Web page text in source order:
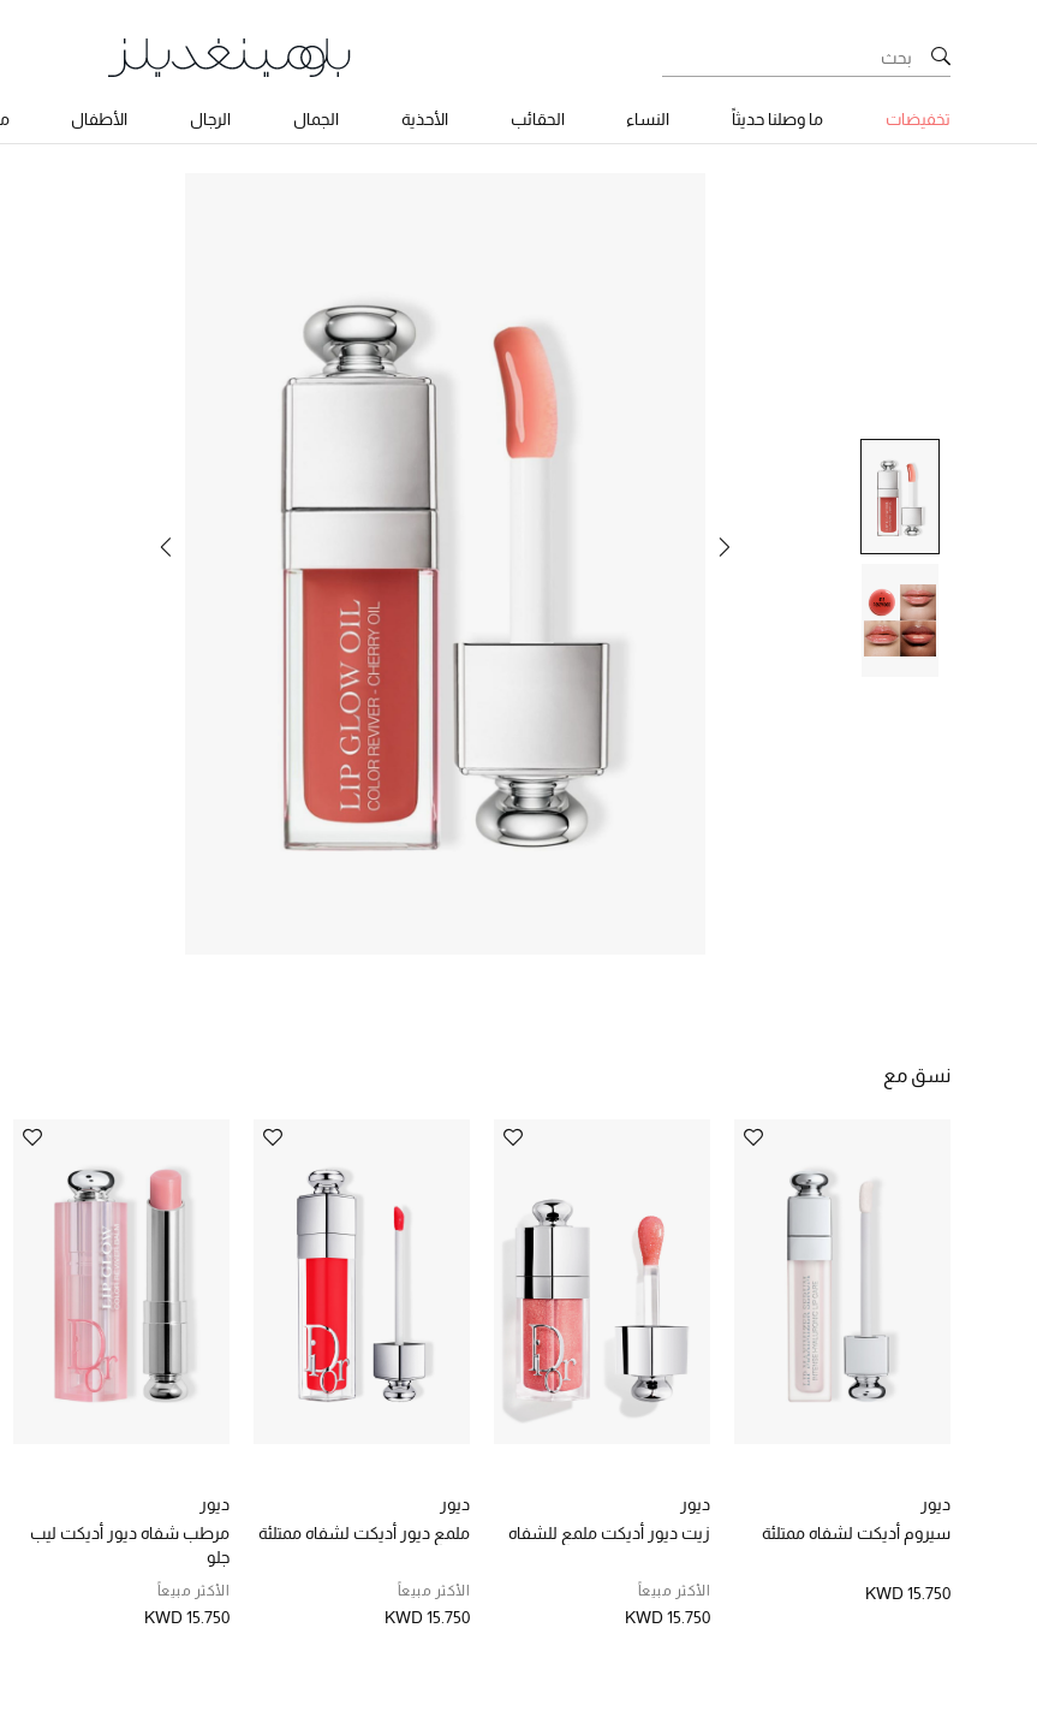
تخفيضات ما وصلنا حديثاً النساء الحقائب الأحذية الجمال الرجال الأطفال
نسق مع
ديور
سيروم أديكت لشفاه ممتلئة
KWD 15.750
ديور
زيت ديور أديكت ملمع للشفاه
الأكثر مبيعاً
KWD 15.750
ديور
ملمع ديور أديكت لشفاه ممتلئة
الأكثر مبيعاً
KWD 15.750
ديور
مرطب شفاه ديور أديكت ليب
جلو
الأكثر مبيعاً
KWD 15.750